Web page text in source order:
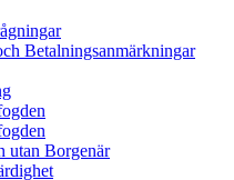
Betalningsanmärkningar
utan Borgenär